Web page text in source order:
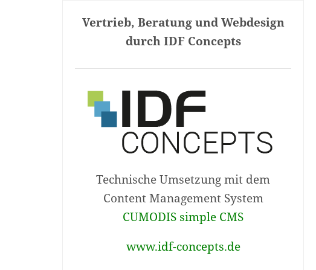
Vertrieb, Beratung und Webdesign
durch IDF Concepts
Technische Umsetzung mit dem
Content Management System
CUMODIS simple CMS
www.idf-concepts.de